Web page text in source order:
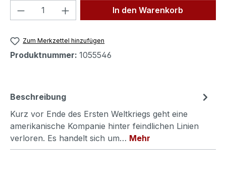
Produkt Anzahl: Gib denIn den Warenkorb
Zum Merkzettel hinzufügen
Produktnummer: 1055546
Beschreibung
Kurz vor Ende des Ersten Weltkriegs geht eine
amerikanische Kompanie hinter feindlichen Linien
verloren. Es handelt sich um… Mehr